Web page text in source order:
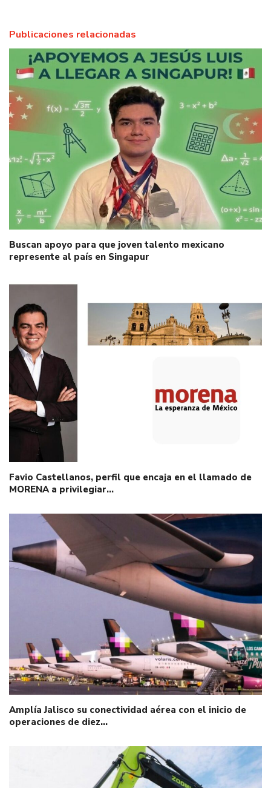
Publicaciones relacionadas
Buscan apoyo para que joven talento mexicano
represente al país en Singapur
Favio Castellanos, perfil que encaja en el llamado de
MORENA a privilegiar…
Amplía Jalisco su conectividad aérea con el inicio de
operaciones de diez…